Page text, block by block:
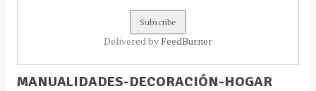
Delivered by FeedBurner
MANUALIDADES-DECORACIÓN-HOGAR